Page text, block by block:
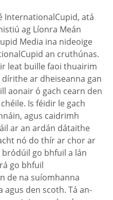
InternationalCupid, atá
ag Líonra Meán
Media ina nideoige
an cruthúnas.
leat buille faoi thuairim
ar dheiseanna gan
aonair ó gach cearn den
Is féidir le gach
agus caidrimh
ar an ardán dátaithe
nó do thír ar chor ar
go bhfuil a lán
go bhfuil
de na suíomhanna
den scoth. Tá an-